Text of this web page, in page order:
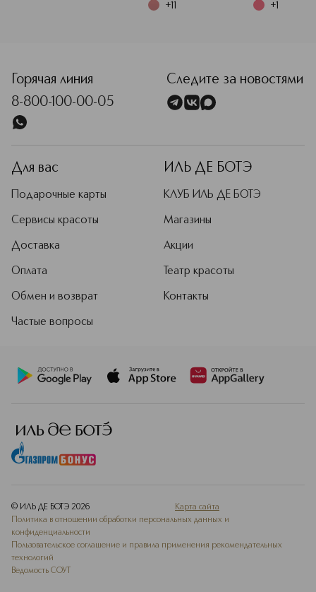
+11 +1
Горячая линия
8-800-100-00-05
Следите за новостями
Для вас
Подарочные карты
Сервисы красоты
Доставка
Оплата
Обмен и возврат
Частые вопросы
ИЛЬ ДЕ БОТЭ
КЛУБ ИЛЬ ДЕ БОТЭ
Магазины
Акции
Театр красоты
Контакты
© ИЛЬ ДЕ БОТЭ 2026
Карта сайта
Политика в отношении обработки персональных данных и
конфиденциальности
Пользовательское соглашение и правила применения рекомендательных
технологий
Ведомость СОУТ